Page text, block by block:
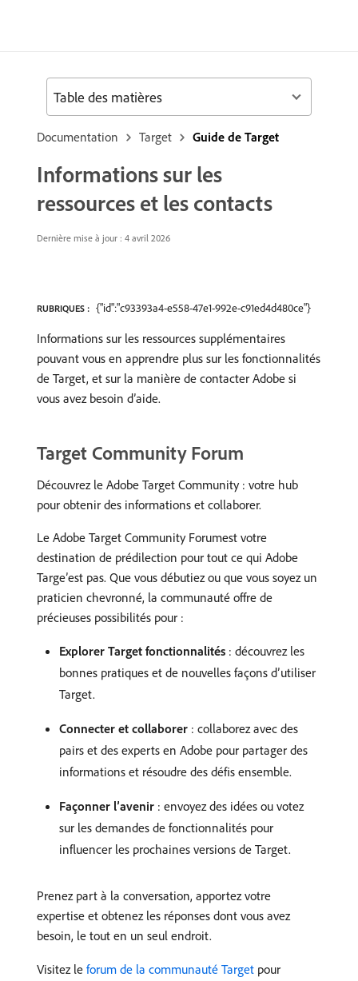
Documentation Target Guide de Target
Informations sur les
ressources et les contacts
Dernière mise à jour : 4 avril 2026
RUBRIQUES : {"id":"c93393a4-e558-47e1-992e-c91ed4d480ce"}
Informations sur les ressources supplémentaires
pouvant vous en apprendre plus sur les fonctionnalités
de Target, et sur la manière de contacter Adobe si
vous avez besoin d’aide.
Target Community Forum
Découvrez le Adobe Target Community : votre hub
pour obtenir des informations et collaborer.
Le Adobe Target Community Forumest votre
destination de prédilection pour tout ce qui Adobe
Targe’est pas. Que vous débutiez ou que vous soyez un
praticien chevronné, la communauté offre de
précieuses possibilités pour :
Explorer Target fonctionnalités : découvrez les
bonnes pratiques et de nouvelles façons d’utiliser
Target.
Connecter et collaborer : collaborez avec des
pairs et des experts en Adobe pour partager des
informations et résoudre des défis ensemble.
Façonner l’avenir : envoyez des idées ou votez
sur les demandes de fonctionnalités pour
influencer les prochaines versions de Target.
Prenez part à la conversation, apportez votre
expertise et obtenez les réponses dont vous avez
besoin, le tout en un seul endroit.
Visitez le forum de la communauté Target pour
Table des matières